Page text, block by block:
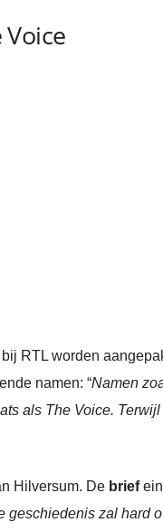
RTL worden
namen: “Namen
als The Voice.
Hilversum. De brief
zal hard